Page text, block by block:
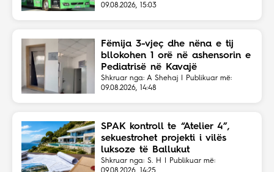
09.08.2026, 15:03
Fëmija 3-vjeç dhe nëna e tij
bllokohen 1 orë në ashensorin e
Pediatrisë në Kavajë
Shkruar nga: A Shehaj | Publikuar më:
09.08.2026, 14:48
SPAK kontroll te “Atelier 4”,
sekuestrohet projekti i vilës
luksoze të Ballukut
Shkruar nga: S. H | Publikuar më: